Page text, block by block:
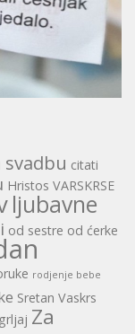
svadbu citati
Hristos VARSKRSE
ljubavne
od sestre od ćerke
rodjenje bebe
Sretan Vaskrs
Za